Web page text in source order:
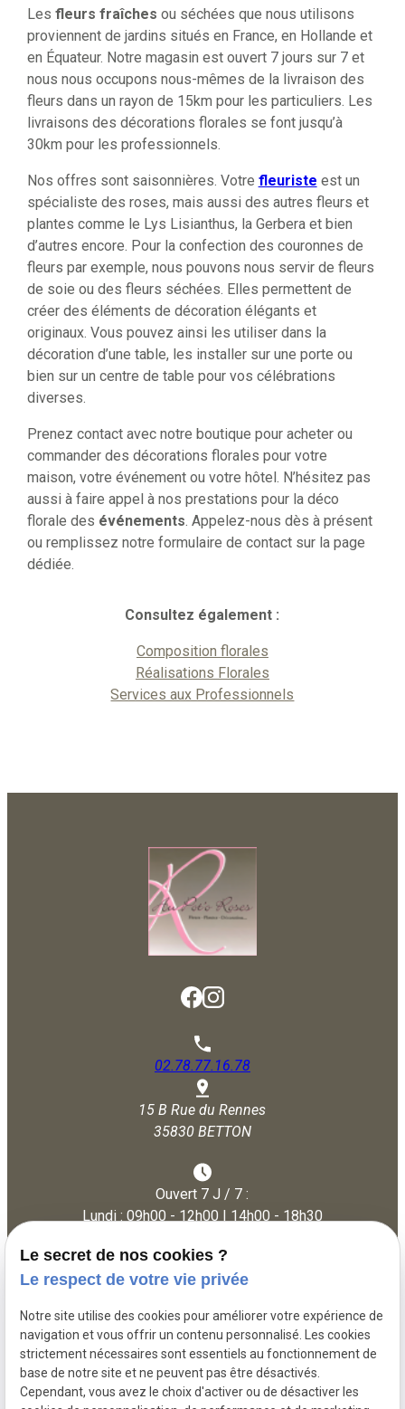
Les fleurs fraîches ou séchées que nous utilisons
proviennent de jardins situés en France, en Hollande et
en Équateur. Notre magasin est ouvert 7 jours sur 7 et
nous nous occupons nous-mêmes de la livraison des
fleurs dans un rayon de 15km pour les particuliers. Les
livraisons des décorations florales se font jusqu’à
30km pour les professionnels.
Nos offres sont saisonnières. Votre fleuriste est un
spécialiste des roses, mais aussi des autres fleurs et
plantes comme le Lys Lisianthus, la Gerbera et bien
d’autres encore. Pour la confection des couronnes de
fleurs par exemple, nous pouvons nous servir de fleurs
de soie ou des fleurs séchées. Elles permettent de
créer des éléments de décoration élégants et
originaux. Vous pouvez ainsi les utiliser dans la
décoration d’une table, les installer sur une porte ou
bien sur un centre de table pour vos célébrations
diverses.
Prenez contact avec notre boutique pour acheter ou
commander des décorations florales pour votre
maison, votre événement ou votre hôtel. N’hésitez pas
aussi à faire appel à nos prestations pour la déco
florale des événements . Appelez-nous dès à présent
ou remplissez notre formulaire de contact sur la page
dédiée.
Consultez également :
Composition florales
Réalisations Florales
Services aux Professionnels
02.78.77.16.78
15 B Rue du Rennes
35830 BETTON
Ouvert 7 J / 7 :
Lundi : 09h00 - 12h00 | 14h00 - 18h30
Samedi : 09h30 - 12h30 | 14h30 - 19h00
Dimanche : 09h30 - 12h30
Mentions légales
Siret : 50340431100014
Le secret de nos cookies ?
Le respect de votre vie privée
Notre site utilise des cookies pour améliorer votre expérience de
navigation et vous offrir un contenu personnalisé. Les cookies
strictement nécessaires sont essentiels au fonctionnement de
base de notre site et ne peuvent pas être désactivés.
Cependant, vous avez le choix d'activer ou de désactiver les